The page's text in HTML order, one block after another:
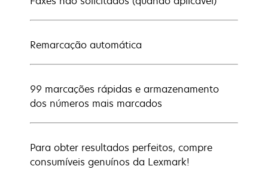
Remarcação automática
99 marcações rápidas e armazenamento
dos números mais marcados
Para obter resultados perfeitos, compre
consumíveis genuínos da Lexmark!